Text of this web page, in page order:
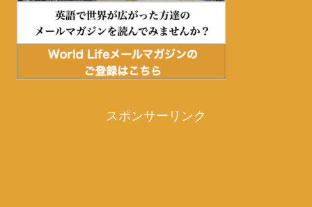
スポンサーリンク